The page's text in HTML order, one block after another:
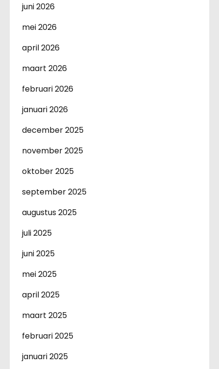
juni 2026
mei 2026
april 2026
maart 2026
februari 2026
januari 2026
december 2025
november 2025
oktober 2025
september 2025
augustus 2025
juli 2025
juni 2025
mei 2025
april 2025
maart 2025
februari 2025
januari 2025